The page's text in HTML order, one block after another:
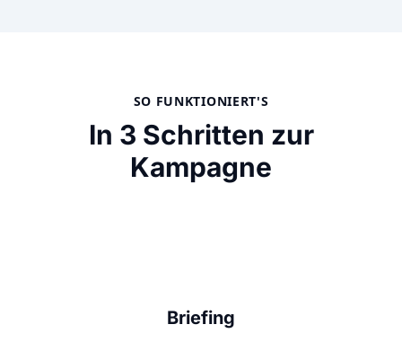
SO FUNKTIONIERT'S
In 3 Schritten zur
Kampagne
Briefing